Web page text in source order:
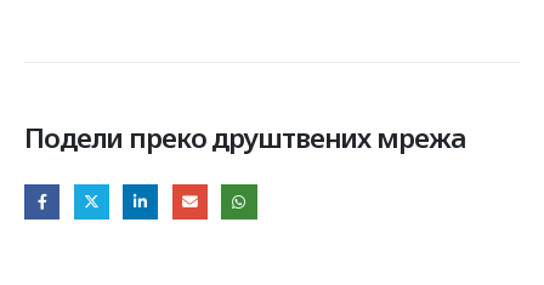
Подели преко друштвених мрежа